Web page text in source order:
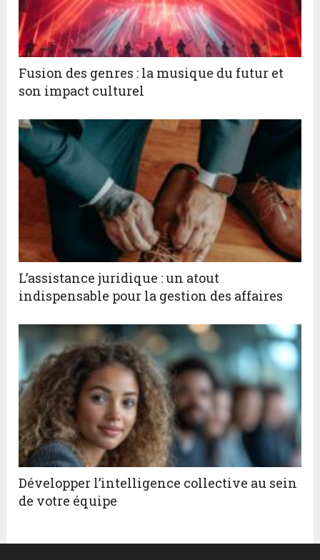
Fusion des genres : la musique du futur et
son impact culturel
L’assistance juridique : un atout
indispensable pour la gestion des affaires
Développer l’intelligence collective au sein
de votre équipe